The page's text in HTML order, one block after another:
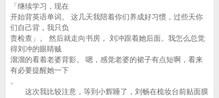
「继续学习，现在
开始背英语单词。 这几天我陪着你们养成好习惯，过些天你
们自己背，我只负
责检查」。 然后就走向书房， 刘冲跟着她后面。我怎么总觉
得刘冲的眼睛贼
溜溜的看着老婆背影。 嗯，感觉老婆的裙子有点短啊，看来
有必要提醒她一下
。
这次我比较注意，等到小辉睡了，刘畅在梳妆台前贴面膜